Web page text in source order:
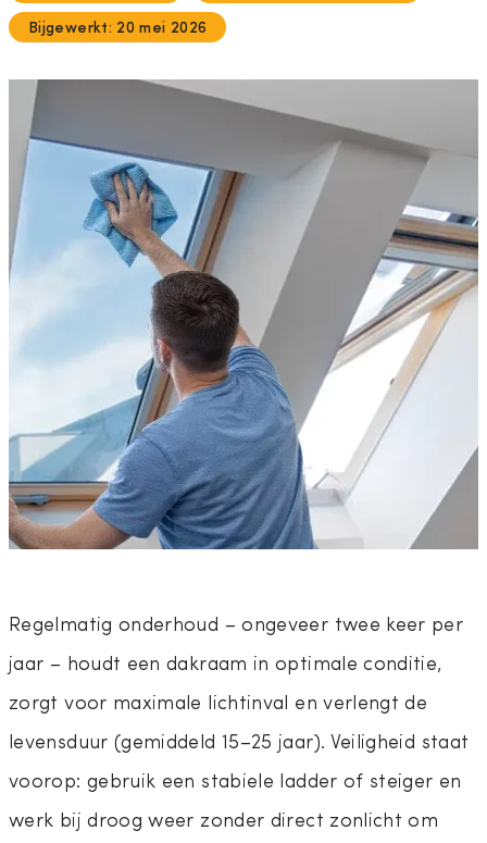
Bijgewerkt: 20 mei 2026
Regelmatig onderhoud – ongeveer twee keer per
jaar – houdt een dakraam in optimale conditie,
zorgt voor maximale lichtinval en verlengt de
levensduur (gemiddeld 15–25 jaar). Veiligheid staat
voorop: gebruik een stabiele ladder of steiger en
werk bij droog weer zonder direct zonlicht om